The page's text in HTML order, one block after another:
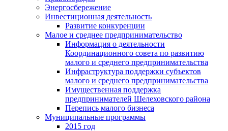
Энергосбережение
Инвестиционная деятельность
Развитие конкуренции
Малое и среднее предпринимательство
Информация о деятельности
Координационного совета по развитию
малого и среднего предпринимательства
Инфраструктура поддержки субъектов
малого и среднего предпринимательства
Имущественная поддержка
предпринимателей Шелеховского района
Перепись малого бизнеса
Муниципальные программы
2015 год